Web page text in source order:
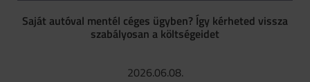
Saját autóval mentél céges ügyben? Így kérheted vissza
szabályosan a költségeidet
2026.06.08.